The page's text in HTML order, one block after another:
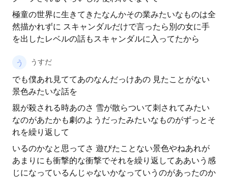
極童の世界に生きてきたなんかその業みたいなものは全
然描かれずに スキャンダルだけで言ったら別の女に手
を出したレベルの話もスキャンダルに入ってたから
うすだ
でも僕あれ見ててあのなんだっけあの 見たことがない
景色みたいな話を
親が殺される時あのさ 雪が散らついて刺されてみたい
なのがあたかも劇のようだったみたいなものがずっとそ
れを繰り返して
いるのかなと思ってさ 遊びたことない景色やねあれが
あまりにも衝撃的な衝撃でそれを繰り返してああいう感
じになっているんじゃないかなっていうのがあったのか